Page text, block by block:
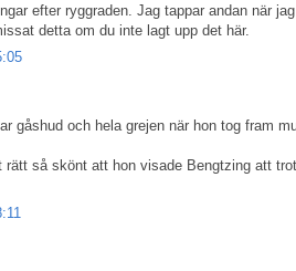
efter ryggraden. Jag tappar andan när
detta om du inte lagt upp det här.
gåshud och hela grejen när hon tog fram
rätt så skönt att hon visade Bengtzing att